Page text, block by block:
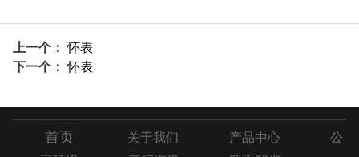
上一个：怀表
下一个：怀表
首页 关于我们 产品中心
公